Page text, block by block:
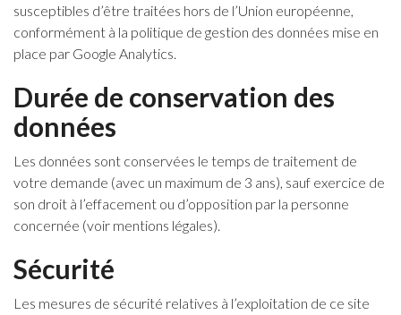
susceptibles d’être traitées hors de l’Union européenne,
conformément à la politique de gestion des données mise en
place par Google Analytics.
Durée de conservation des
données
Les données sont conservées le temps de traitement de
votre demande (avec un maximum de 3 ans), sauf exercice de
son droit à l’effacement ou d’opposition par la personne
concernée (voir mentions légales).
Sécurité
Les mesures de sécurité relatives à l’exploitation de ce site